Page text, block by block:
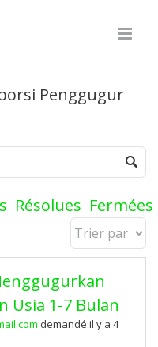
Penggugur
Résolues Fermées
Usia 1-7 Bulan
demandé il y a 4